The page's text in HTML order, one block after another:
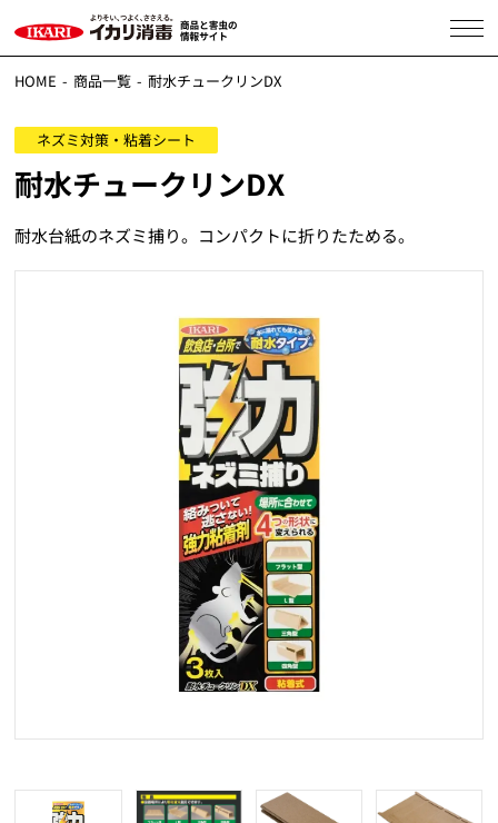
HOME 商品一覧 耐水チュークリンDX
ネズミ対策・粘着シート
耐水チュークリンDX
耐水台紙のネズミ捕り。コンパクトに折りたためる。